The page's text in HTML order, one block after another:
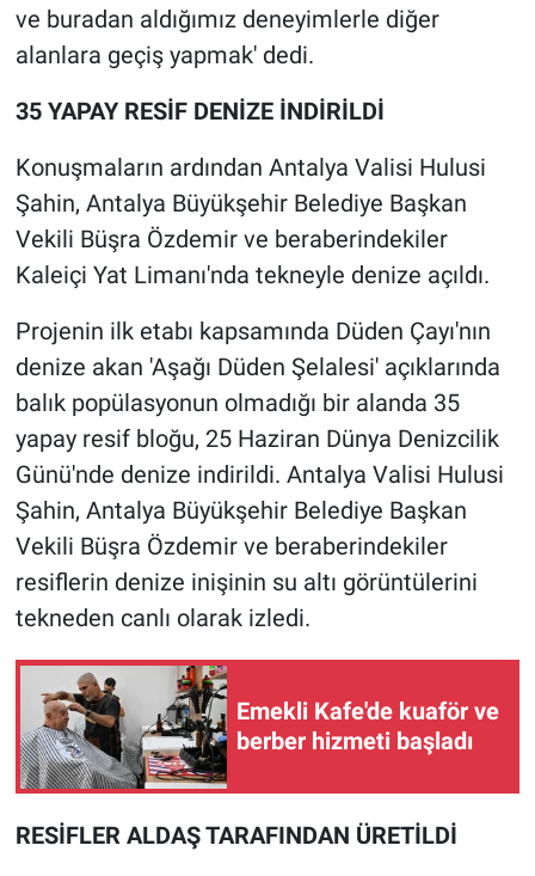
ve buradan aldığımız deneyimlerle diğer
alanlara geçiş yapmak' dedi.
35 YAPAY RESİF DENİZE İNDİRİLDİ
Konuşmaların ardından Antalya Valisi Hulusi
Şahin, Antalya Büyükşehir Belediye Başkan
Vekili Büşra Özdemir ve beraberindekiler
Kaleiçi Yat Limanı'nda tekneyle denize açıldı.
Projenin ilk etabı kapsamında Düden Çayı'nın
denize akan 'Aşağı Düden Şelalesi' açıklarında
balık popülasyonun olmadığı bir alanda 35
yapay resif bloğu, 25 Haziran Dünya Denizcilik
Günü'nde denize indirildi. Antalya Valisi Hulusi
Şahin, Antalya Büyükşehir Belediye Başkan
Vekili Büşra Özdemir ve beraberindekiler
resiflerin denize inişinin su altı görüntülerini
tekneden canlı olarak izledi.
Emekli Kafe'de kuaför ve
berber hizmeti başladı
RESİFLER ALDAŞ TARAFINDAN ÜRETİLDİ